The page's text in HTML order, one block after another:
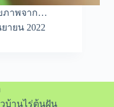
ภาพจาก…
ายน 2022
วบ้านไร่ต้นฝัน